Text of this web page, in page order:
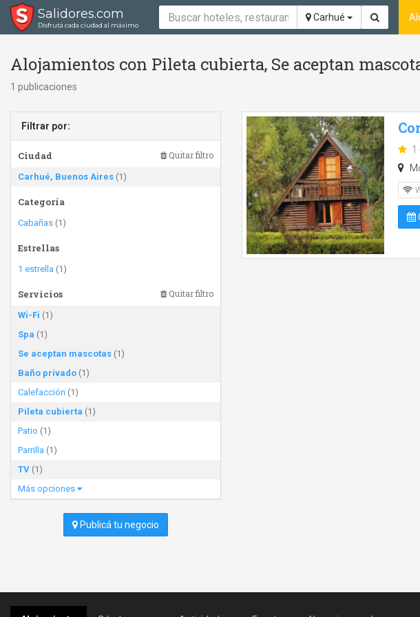
Salidores.com
Disfrutá cada ciudad al máximo
Carhué
Alojamientos con Pileta cubierta, Se aceptan
1 publicaciones
Filtrar por:
Ciudad Quitar filtro
Carhué, Buenos Aires (1)
Categoría
Cabañas (1)
Estrellas
1 estrella (1)
Servicios Quitar filtro
Wi-Fi (1)
Spa (1)
Se aceptan mascotas (1)
Baño privado (1)
Calefacción (1)
Pileta cubierta (1)
Patio (1)
Parrilla (1)
TV (1)
Más opciones
Publicá tu negocio
1